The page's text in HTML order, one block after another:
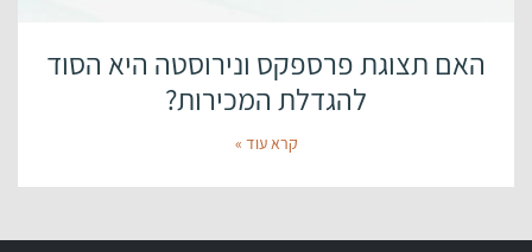
האם תצוגת פרספקס ונירוסטה היא הסוד
להגדלת המכירות?
קרא עוד »